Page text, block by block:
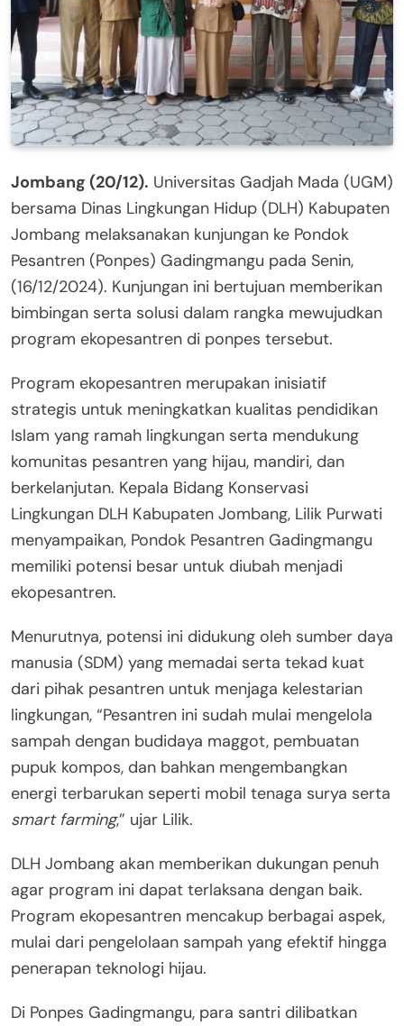
Jombang (20/12). Universitas Gadjah Mada (UGM)
bersama Dinas Lingkungan Hidup (DLH) Kabupaten
Jombang melaksanakan kunjungan ke Pondok
Pesantren (Ponpes) Gadingmangu pada Senin,
(16/12/2024). Kunjungan ini bertujuan memberikan
bimbingan serta solusi dalam rangka mewujudkan
program ekopesantren di ponpes tersebut.
Program ekopesantren merupakan inisiatif
strategis untuk meningkatkan kualitas pendidikan
Islam yang ramah lingkungan serta mendukung
komunitas pesantren yang hijau, mandiri, dan
berkelanjutan. Kepala Bidang Konservasi
Lingkungan DLH Kabupaten Jombang, Lilik Purwati
menyampaikan, Pondok Pesantren Gadingmangu
memiliki potensi besar untuk diubah menjadi
ekopesantren.
Menurutnya, potensi ini didukung oleh sumber daya
manusia (SDM) yang memadai serta tekad kuat
dari pihak pesantren untuk menjaga kelestarian
lingkungan, “Pesantren ini sudah mulai mengelola
sampah dengan budidaya maggot, pembuatan
pupuk kompos, dan bahkan mengembangkan
energi terbarukan seperti mobil tenaga surya serta
smart farming,” ujar Lilik.
DLH Jombang akan memberikan dukungan penuh
agar program ini dapat terlaksana dengan baik.
Program ekopesantren mencakup berbagai aspek,
mulai dari pengelolaan sampah yang efektif hingga
penerapan teknologi hijau.
Di Ponpes Gadingmangu, para santri dilibatkan